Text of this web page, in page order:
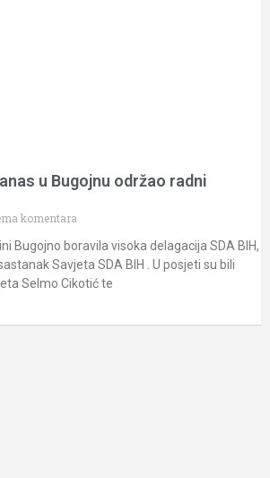
u Bugojnu održao radni
komentara
Bugojno boravila visoka delagacija SDA BIH,
Savjeta SDA BIH . U posjeti su bili
Selmo Cikotić te